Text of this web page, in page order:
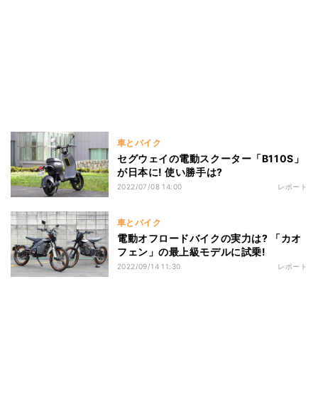
車とバイク
セグウェイの電動スクーター「B110S」
が日本に! 使い勝手は?
2022/07/08 14:00 レポート
車とバイク
電動オフロードバイクの実力は? 「カオ
フェン」の最上級モデルに試乗!
2022/09/14 11:30 レポート